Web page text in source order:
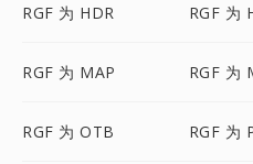
RGF 为 HDR RGF 为
RGF 为 MAP RGF 为
RGF 为 OTB RGF 为